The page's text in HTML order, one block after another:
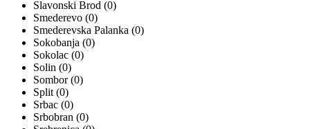
Slavonski Brod (0)
Smederevo (0)
Smederevska Palanka (0)
Sokobanja (0)
Sokolac (0)
Solin (0)
Sombor (0)
Split (0)
Srbac (0)
Srbobran (0)